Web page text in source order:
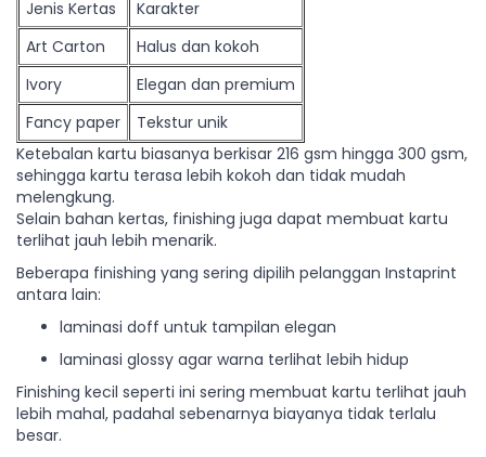
Jenis Kertas
Karakter
Art Carton
Halus dan kokoh
Ivory
Elegan dan premium
Fancy paper
Tekstur unik
Ketebalan kartu biasanya berkisar 216 gsm hingga 300 gsm,
sehingga kartu terasa lebih kokoh dan tidak mudah
melengkung.
Selain bahan kertas, finishing juga dapat membuat kartu
terlihat jauh lebih menarik.
Beberapa finishing yang sering dipilih pelanggan Instaprint
antara lain:
laminasi doff untuk tampilan elegan
laminasi glossy agar warna terlihat lebih hidup
Finishing kecil seperti ini sering membuat kartu terlihat jauh
lebih mahal, padahal sebenarnya biayanya tidak terlalu
besar.